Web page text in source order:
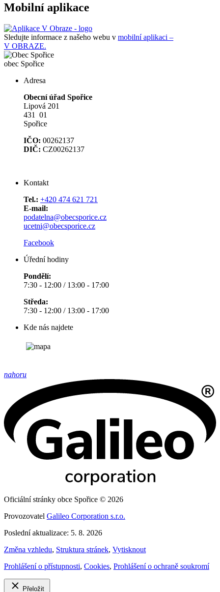
Mobilní aplikace
Sledujte informace z našeho webu v mobilní aplikaci –
V OBRAZE.
obec Spořice
Adresa
Obecní úřad Spořice
Lipová 201
431 01
Spořice
IČO: 00262137
DIČ: CZ00262137
Kontakt
Tel.: +420 474 621 721
E-mail:
podatelna@obecsporice.cz
ucetni@obecsporice.cz
Facebook
Úřední hodiny
Pondělí:
7:30 - 12:00 / 13:00 - 17:00
Středa:
7:30 - 12:00 / 13:00 - 17:00
Kde nás najdete
nahoru
Oficiální stránky obce Spořice © 2026
Provozovatel Galileo Corporation s.r.o.
Poslední aktualizace: 5. 8. 2026
Změna vzhledu, Struktura stránek, Vytisknout
Prohlášení o přístupnosti, Cookies, Prohlášení o ochraně soukromí
Přeložit